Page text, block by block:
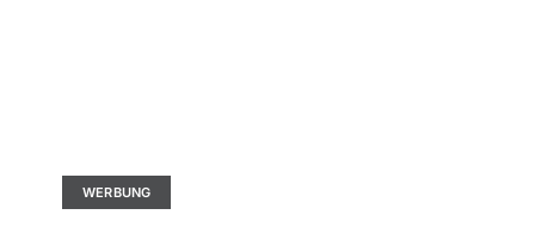
WERBUNG